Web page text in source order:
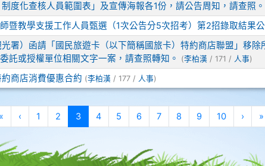
度化查核人員範圍表」及宣傳海報各1份，請公告周知，請查照。
暨教學支援工作人員甄選（1次公告分5次招考）第2招錄取結果
署）函請「國民旅遊卡（以下簡稱國旅卡）特約商店聯盟」移
託或授權單位相關文字一案，請查照轉知。
(李柏漢/ 171 / 人事)
商店消費優惠合約 (李柏漢/ 177 / 人事)
« 第一頁
‹ 上一頁
1 2 3(目前頁次)
4 5 6 7 8 9 10 › 下 »